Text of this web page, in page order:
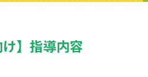
け】指導内容